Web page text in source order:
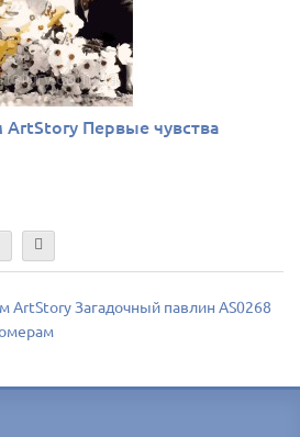
Первые чувства
ArtStory Загадочный павлин AS0268